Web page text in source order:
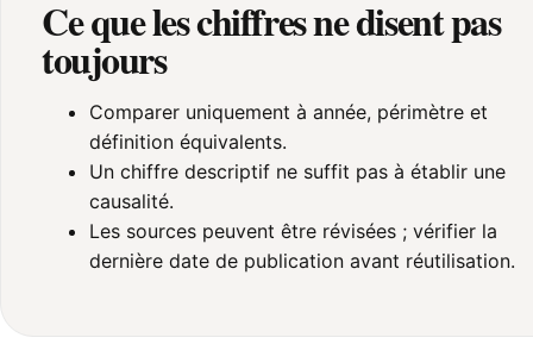
Ce que les chiffres ne disent pas
toujours
Comparer uniquement à année, périmètre et
définition équivalents.
Un chiffre descriptif ne suffit pas à établir une
causalité.
Les sources peuvent être révisées ; vérifier la
dernière date de publication avant réutilisation.